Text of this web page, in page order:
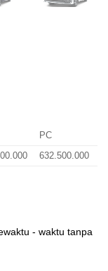
PC
632.500.000
- waktu tanpa